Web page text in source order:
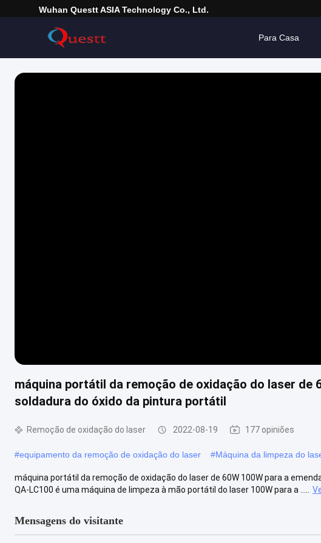
Wuhan Questt ASIA Technology Co., Ltd.
Para Casa
máquina portátil da remoção de oxidação do laser de
soldadura do óxido da pintura portátil
Remoção de oxidação do laser 2022-08-19 177 opiniões
#equipamento da remoção de oxidação do laser #Máquina da limpeza do
máquina portátil da remoção de oxidação do laser de 60W 100W para a
QA-LC100 é uma máquina de limpeza à mão portátil do laser 100W para a .....
Mensagens do visitante